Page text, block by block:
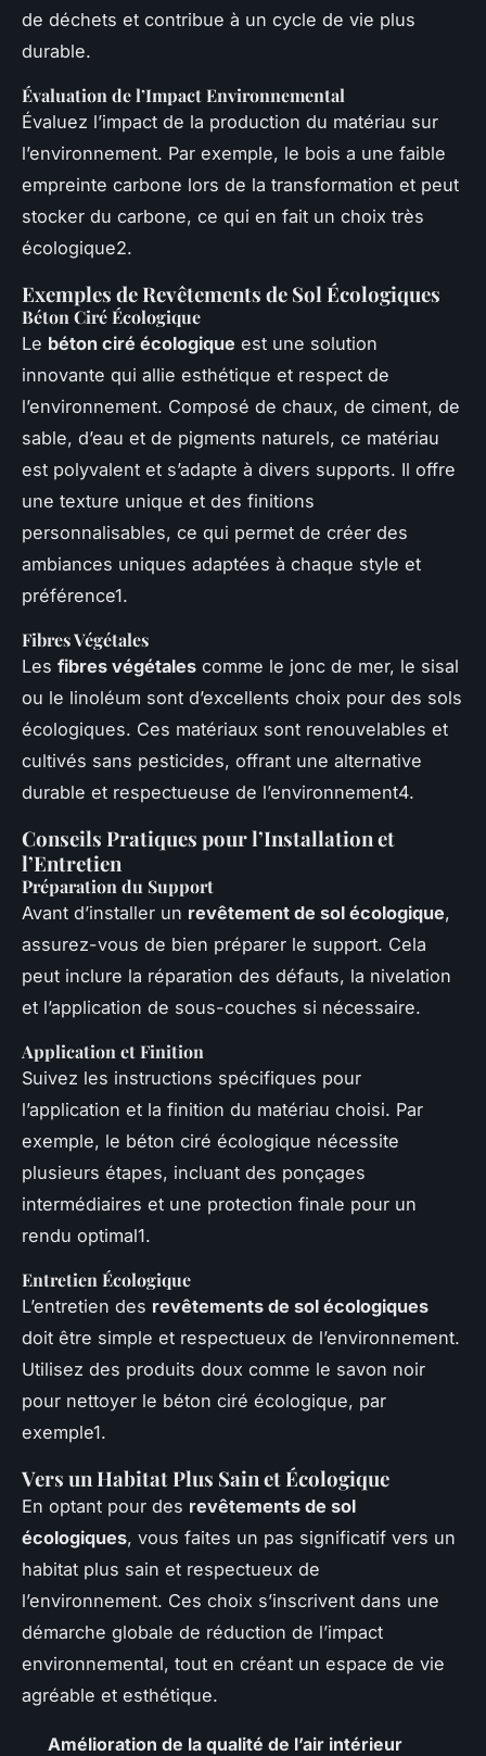
de déchets et contribue à un cycle de vie plus
durable.
Évaluation de l’Impact Environnemental
Évaluez l’impact de la production du matériau sur
l’environnement. Par exemple, le bois a une faible
empreinte carbone lors de la transformation et peut
stocker du carbone, ce qui en fait un choix très
écologique2.
Exemples de Revêtements de Sol Écologiques
Béton Ciré Écologique
Le béton ciré écologique est une solution
innovante qui allie esthétique et respect de
l’environnement. Composé de chaux, de ciment, de
sable, d’eau et de pigments naturels, ce matériau
est polyvalent et s’adapte à divers supports. Il offre
une texture unique et des finitions
personnalisables, ce qui permet de créer des
ambiances uniques adaptées à chaque style et
préférence1.
Fibres Végétales
Les fibres végétales comme le jonc de mer, le sisal
ou le linoléum sont d’excellents choix pour des sols
écologiques. Ces matériaux sont renouvelables et
cultivés sans pesticides, offrant une alternative
durable et respectueuse de l’environnement4.
Conseils Pratiques pour l’Installation et
l’Entretien
Préparation du Support
Avant d’installer un revêtement de sol écologique,
assurez-vous de bien préparer le support. Cela
peut inclure la réparation des défauts, la nivelation
et l’application de sous-couches si nécessaire.
Application et Finition
Suivez les instructions spécifiques pour
l’application et la finition du matériau choisi. Par
exemple, le béton ciré écologique nécessite
plusieurs étapes, incluant des ponçages
intermédiaires et une protection finale pour un
rendu optimal1.
Entretien Écologique
L’entretien des revêtements de sol écologiques
doit être simple et respectueux de l’environnement.
Utilisez des produits doux comme le savon noir
pour nettoyer le béton ciré écologique, par
exemple1.
Vers un Habitat Plus Sain et Écologique
En optant pour des revêtements de sol
écologiques, vous faites un pas significatif vers un
habitat plus sain et respectueux de
l’environnement. Ces choix s’inscrivent dans une
démarche globale de réduction de l’impact
environnemental, tout en créant un espace de vie
agréable et esthétique.
Amélioration de la qualité de l’air intérieur